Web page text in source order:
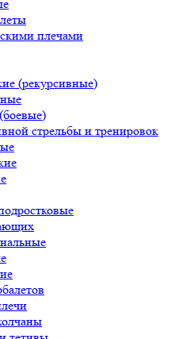
плечами
(рекурсивные)
стрельбы и тренировок